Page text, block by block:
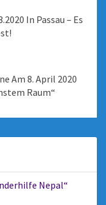
In Passau – Es
Am 8. April 2020
Raum“
Nepal“